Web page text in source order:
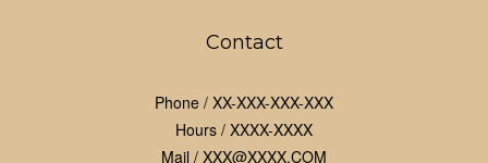
Contact
Phone / XX-XXX-XXX-XXX
Hours / XXXX-XXXX
Mail / XXX@XXXX.COM